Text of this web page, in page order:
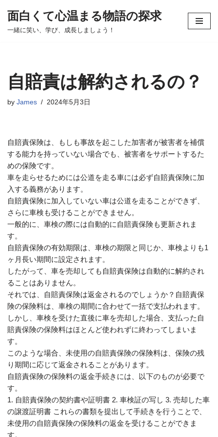
コ
ツ
へ
キ
面白くて心温まる物語の探求
一緒に笑い、学び、成長しましょう！
自賠責は解約されるの？
by James 2024年5月3日
自賠責保険は、もしも事故を起こした加害者が被害者を補償
する能力を持っていない場合でも、被害者をサポートするた
めの保険です。
車を走らせるためには公道を走る車には必ず自賠責保険に加
入する義務があります。
自賠責保険に加入していない車は公道を走ることができず、
さらに車検も受けることができません。
一般的に、車検の際には自動的に自賠責保険も更新されま
す。
自賠責保険の有効期限は、車検の期限と同じか、車検よりも1
ヶ月長い期間に設定されます。
したがって、車を売却しても自賠責保険は自動的に解約され
ることはありません。
それでは、自賠責保険は返金されるのでしょうか？自賠責保
険の保険料は、車検の期間に合わせて一括で支払われます。
しかし、車検を受けた直後に車を売却した場合、支払った自
賠責保険の保険料はほとんど使われずに終わってしまいま
す。
このような場合、未使用の自賠責保険の保険料は、保険の残
り期間に応じて返金されることがあります。
自賠責保険の保険料の返金手続きには、以下のものが必要で
す。
1. 自賠責保険の契約書や証明書 2. 車検証の写し 3. 売却した車
の譲渡証明書 これらの書類を提出して手続きを行うことで、
未使用の自賠責保険の保険料の返金を受けることができま
す。